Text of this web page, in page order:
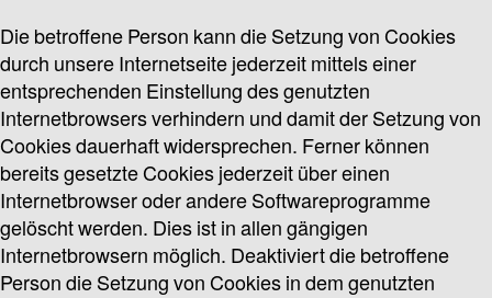
Die betroffene Person kann die Setzung von Cookies
durch unsere Internetseite jederzeit mittels einer
entsprechenden Einstellung des genutzten
Internetbrowsers verhindern und damit der Setzung von
Cookies dauerhaft widersprechen. Ferner können
bereits gesetzte Cookies jederzeit über einen
Internetbrowser oder andere Softwareprogramme
gelöscht werden. Dies ist in allen gängigen
Internetbrowsern möglich. Deaktiviert die betroffene
Person die Setzung von Cookies in dem genutzten